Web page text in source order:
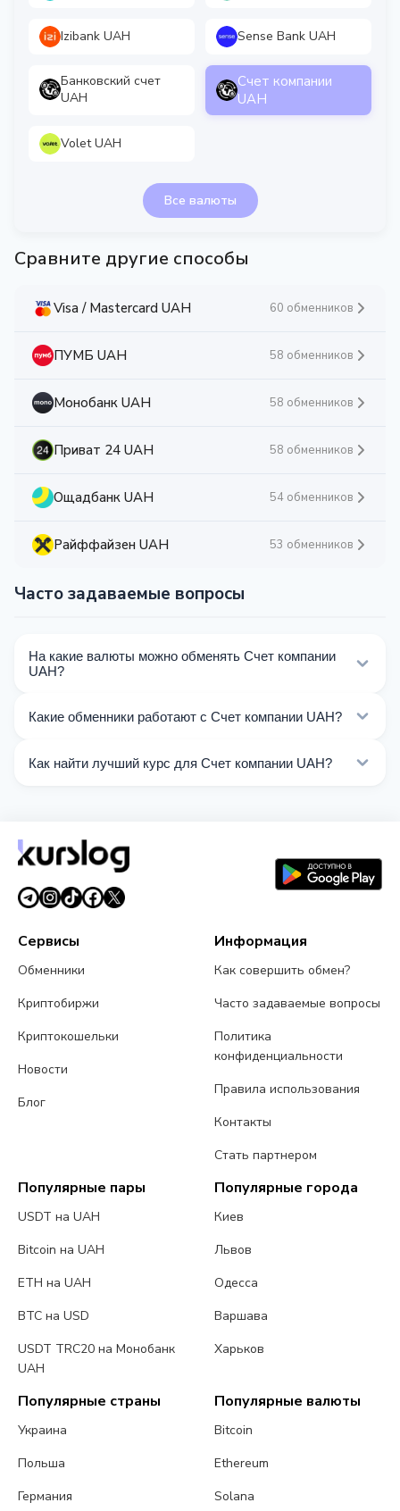
Izibank UAH Sense Bank UAH
Банковский счет
UAH
Счет компании
UAH
Volet UAH
Все валюты
Сравните другие способы
Visa / Mastercard UAH 60 обменников
ПУМБ UAH 58 обменников
Монобанк UAH 58 обменников
Приват 24 UAH 58 обменников
Ощадбанк UAH 54 обменников
Райффайзен UAH 53 обменников
Часто задаваемые вопросы
На какие валюты можно обменять Счет компании
UAH?
компании UAH. Выберите нужное направление из
Какие обменники работают с Счет компании UAH?
операции с Счет компании UAH.
Как найти лучший курс для Счет компании UAH?
обновляются в реальном времени.
Сервисы
Обменники
Криптобиржи
Криптокошельки
Новости
Блог
Информация
Как совершить обмен?
Часто задаваемые вопросы
Политика
конфиденциальности
Правила использования
Контакты
Стать партнером
Популярные пары
USDT на UAH
Bitcoin на UAH
ETH на UAH
BTC на USD
USDT TRC20 на Монобанк
UAH
Популярные города
Киев
Львов
Одесса
Варшава
Харьков
Популярные страны
Украина
Польша
Германия
Популярные валюты
Bitcoin
Ethereum
Solana